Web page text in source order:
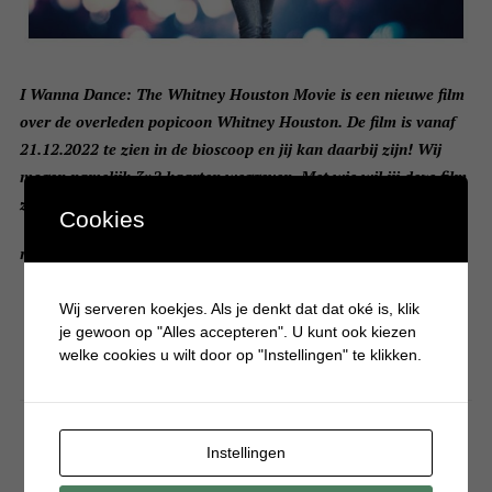
I Wanna Dance: The Whitney Houston Movie is een nieuwe film
over de overleden popicoon Whitney Houston. De film is vanaf
21.12.2022 te zien in de bioscoop en jij kan daarbij zijn! Wij
mogen namelijk 3×2 kaarten weggeven. Met wie wil jij deze film
zien?
read more
FOOD,WINACTIE
Cookies
Wij serveren koekjes. Als je denkt dat dat oké is, klik
je gewoon op "Alles accepteren". U kunt ook kiezen
welke cookies u wilt door op "Instellingen" te klikken.
Instellingen